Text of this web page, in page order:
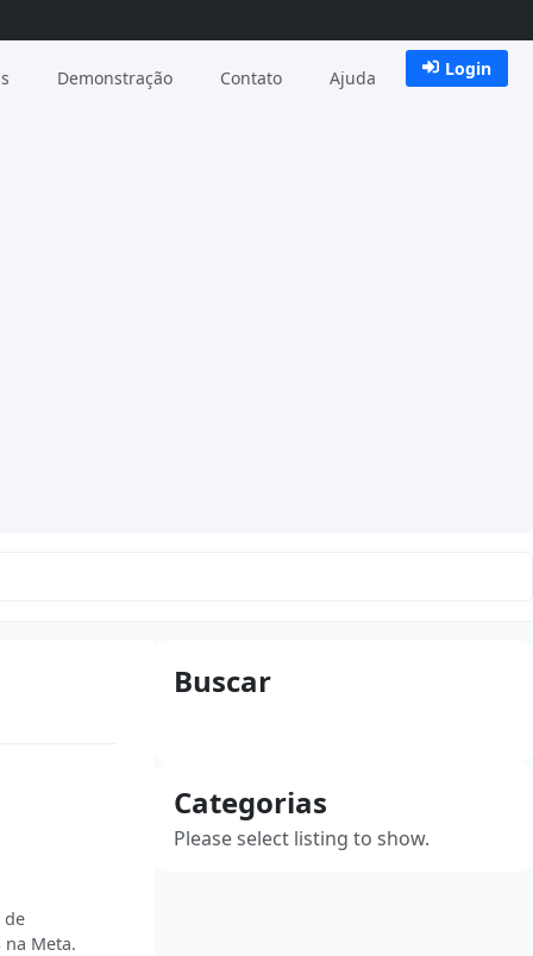
Demonstração Contato Ajuda Login
de
Meta.
Buscar
Categorias
Please select listing to show.